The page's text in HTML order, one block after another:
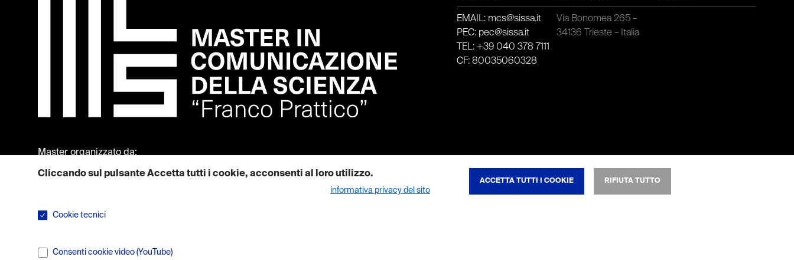
Master organizzato da:
EMAIL: mcs@sissa.it
PEC: pec@sissa.it
TEL: +39 040 378 7111
CF: 80035060328
Via Bonomea 265 –
34136 Trieste – Italia
Cliccando sul pulsante Accetta tutti i cookie, acconsenti al loro utilizzo.
informativa privacy del sito
Cookie tecnici
Consenti cookie video (YouTube)
RIFIUTA TUTTO
ACCETTA TUTTI I COOKIE